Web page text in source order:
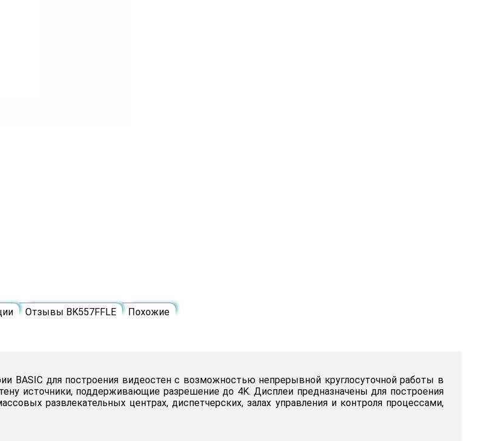
Отзывы BK557FFLE Похожие
BASIC для построения видеостен с возможностью непрерывной круглосуточной работы в
источники, поддерживающие разрешение до 4K. Дисплеи предназначены для построения
развлекательных центрах, диспетчерских, залах управления и контроля процессами,